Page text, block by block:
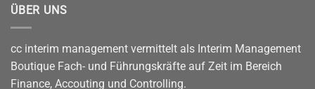
ÜBER UNS
cc interim management vermittelt als Interim Management
Boutique Fach- und Führungskräfte auf Zeit im Bereich
Finance, Accouting und Controlling.